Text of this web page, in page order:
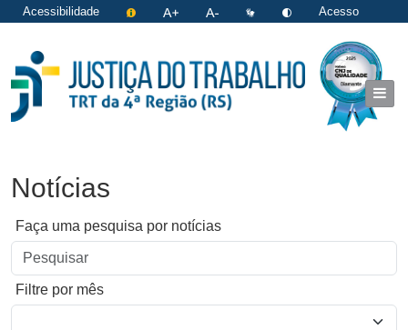
Acessibilidade
Acesso
Notícias
Faça uma pesquisa por notícias
Filtre por mês